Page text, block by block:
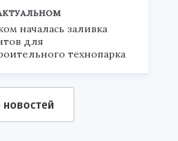
началась заливка
для
технопарка